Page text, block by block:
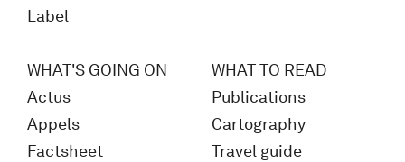
Label
WHAT'S GOING ON
Actus
Appels
Factsheet
WHAT TO READ
Publications
Cartography
Travel guide